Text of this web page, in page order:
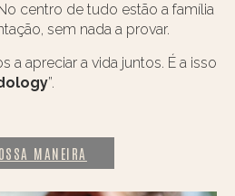
centro de tudo estão a família
sem nada a provar.
a apreciar a vida juntos. É a isso
”.
MANEIRA